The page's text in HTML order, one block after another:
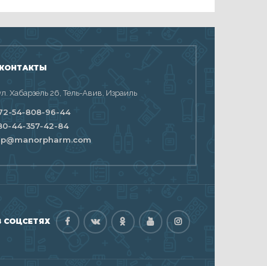
Хабарзель 26, Тель-Авив, Израиль
54-808-96-44
44-357-42-84
СОЦСЕТЯХ